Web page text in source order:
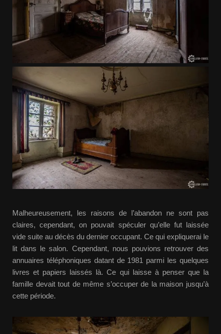
Malheureusement, les raisons de l’abandon ne sont pas
claires, cependant, on pouvait spéculer qu’elle fut laissée
vide suite au décès du dernier occupant. Ce qui expliquerai le
lit dans le salon. Cependant, nous pouvions retrouver des
annuaires téléphoniques datant de 1981 parmi les quelques
livres et papiers laissés là. Ce qui laisse à penser que la
famille devait tout de même s’occuper de la maison jusqu’à
cette période.